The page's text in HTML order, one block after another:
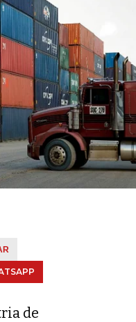
de